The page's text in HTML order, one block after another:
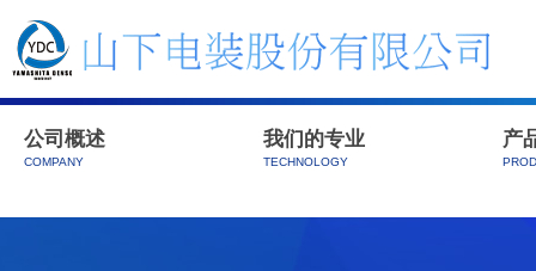
公司概述
COMPANY
我们的专业
TECHNOLOGY
产